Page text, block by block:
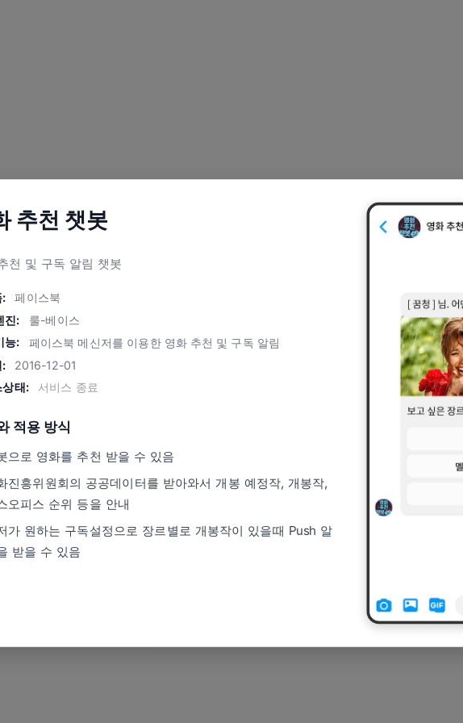
추천 챗봇
천 및 구독 알림 챗봇
: 페이스북
진: 룰-베이스
능: 페이스북 메신저를 이용한 영화 추천 및 구독 알림
: 2016-12-01
태: 서비스 종료
적용 방식
으로 영화를 추천 받을 수 있음
진흥위원회의 공공데이터를 받아와서 개봉 예정작, 개봉작,
오피스 순위 등을 안내
가 원하는 구독설정으로 장르별로 개봉작이 있을때 Push 알
받을 수 있음